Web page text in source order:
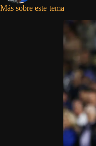
Más sobre este tema